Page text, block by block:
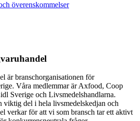
överenskommelser
är branschorganisationen för
Våra medlemmar är Axfood, Coop
Sverige och Livsmedelshandlarna.
viktig del i hela livsmedelskedjan och
verkar för att vi som bransch tar ett aktivt